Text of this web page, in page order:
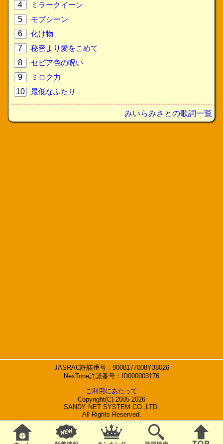
4
ミラークイーン
5
モブシーン
6
化け物
7
秘密より愛をこめて
8
セピア色の呪い
9
ミロク力
10
最低なふたり
みいらみさとの歌詞一覧
JASRAC許諾番号：9008177008Y38026
NexTone許諾番号：ID000003176
ご利用にあたって
Copyright(C) 2005-2026
SANDY NET SYSTEM CO.,LTD.
All Rights Reserved.